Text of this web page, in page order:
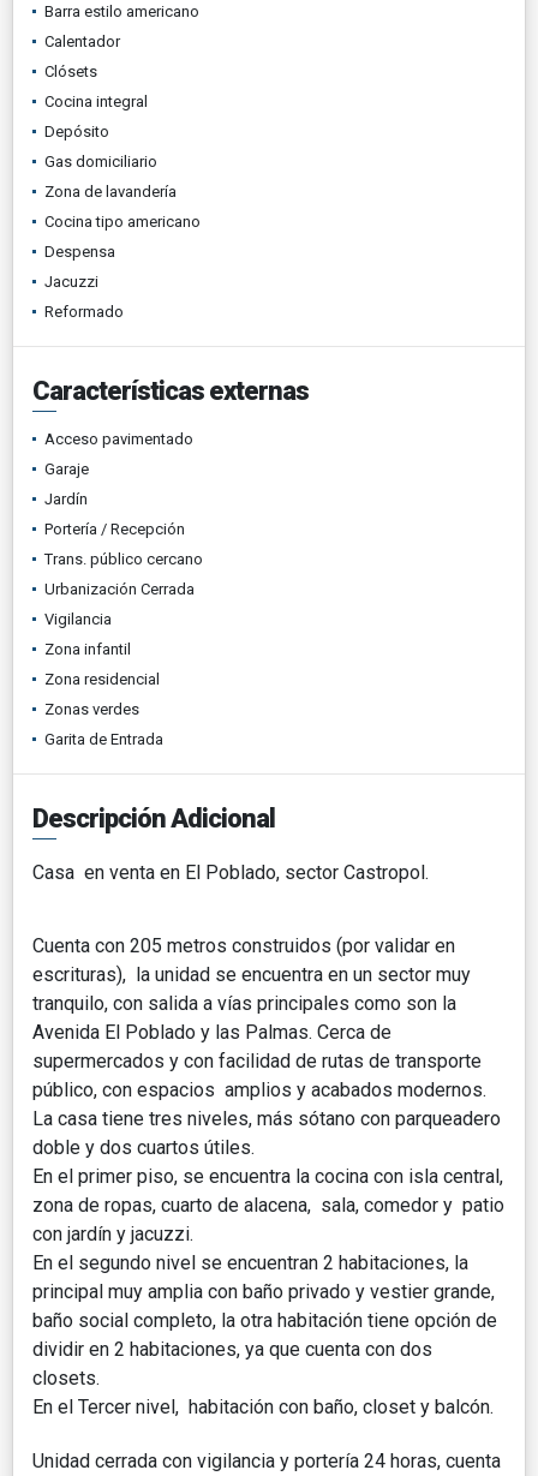
Barra estilo americano
Calentador
Clósets
Cocina integral
Depósito
Gas domiciliario
Zona de lavandería
Cocina tipo americano
Despensa
Jacuzzi
Reformado
Características externas
Acceso pavimentado
Garaje
Jardín
Portería / Recepción
Trans. público cercano
Urbanización Cerrada
Vigilancia
Zona infantil
Zona residencial
Zonas verdes
Garita de Entrada
Descripción Adicional
Casa en venta en El Poblado, sector Castropol.
Cuenta con 205 metros construidos (por validar en
escrituras), la unidad se encuentra en un sector muy
tranquilo, con salida a vías principales como son la
Avenida El Poblado y las Palmas. Cerca de
supermercados y con facilidad de rutas de transporte
público, con espacios amplios y acabados modernos.
La casa tiene tres niveles, más sótano con parqueadero
doble y dos cuartos útiles.
En el primer piso, se encuentra la cocina con isla central,
zona de ropas, cuarto de alacena, sala, comedor y patio
con jardín y jacuzzi.
En el segundo nivel se encuentran 2 habitaciones, la
principal muy amplia con baño privado y vestier grande,
baño social completo, la otra habitación tiene opción de
dividir en 2 habitaciones, ya que cuenta con dos
closets.
En el Tercer nivel, habitación con baño, closet y balcón.
Unidad cerrada con vigilancia y portería 24 horas, cuenta